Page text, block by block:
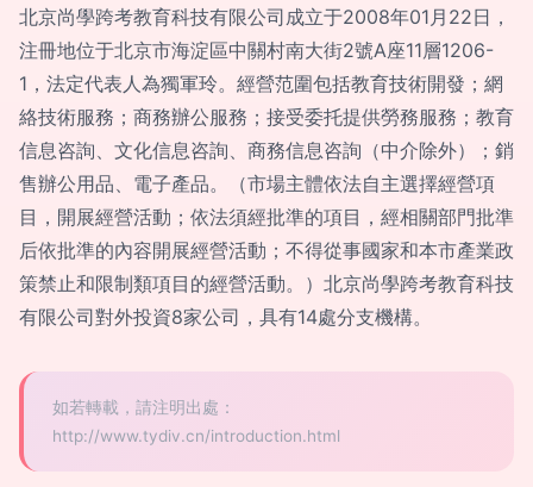
北京尚學跨考教育科技有限公司成立于2008年01月22日，
注冊地位于北京市海淀區中關村南大街2號A座11層1206-
1，法定代表人為獨軍玲。經營范圍包括教育技術開發；網
絡技術服務；商務辦公服務；接受委托提供勞務服務；教育
信息咨詢、文化信息咨詢、商務信息咨詢（中介除外）；銷
售辦公用品、電子產品。（市場主體依法自主選擇經營項
目，開展經營活動；依法須經批準的項目，經相關部門批準
后依批準的內容開展經營活動；不得從事國家和本市產業政
策禁止和限制類項目的經營活動。）北京尚學跨考教育科技
有限公司對外投資8家公司，具有14處分支機構。
如若轉載，請注明出處：
http://www.tydiv.cn/introduction.html